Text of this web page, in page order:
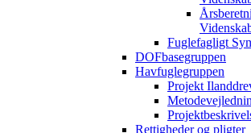
Fuglefagligt
DOFbasegruppen
Havfuglegruppen
Projekt
Rettigheder og pligter